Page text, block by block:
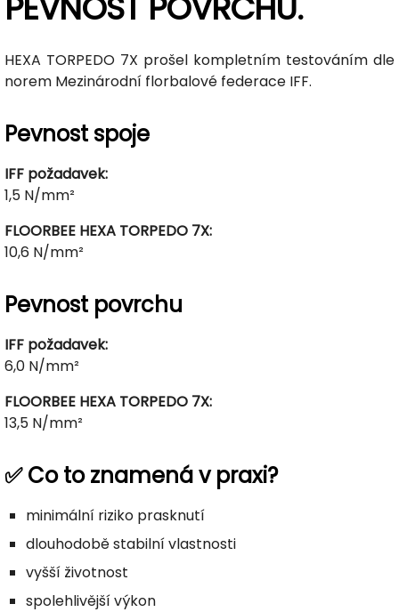
HEXA TORPEDO 7X prošel kompletním testováním dle
norem Mezinárodní florbalové federace IFF.
Pevnost spoje
IFF požadavek:
1,5 N/mm²
FLOORBEE HEXA TORPEDO 7X:
10,6 N/mm²
Pevnost povrchu
IFF požadavek:
6,0 N/mm²
FLOORBEE HEXA TORPEDO 7X:
13,5 N/mm²
✅ Co to znamená v praxi?
minimální riziko prasknutí
dlouhodobě stabilní vlastnosti
vyšší životnost
spolehlivější výkon